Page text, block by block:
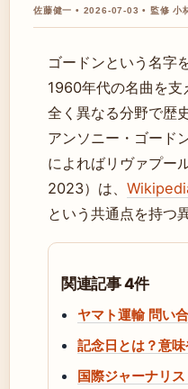
佐藤健一 • 2026-07-03 • 監修 小
ゴードンという名字
1960年代の名曲を支
全く異なる分野で歴
アンソニー・ゴード
によればリヴァプー
2023）は、
という共通点を持つ
関連記事 4件
ヤマト運輸 問い
記念日とは？意
国際ジャーナリ